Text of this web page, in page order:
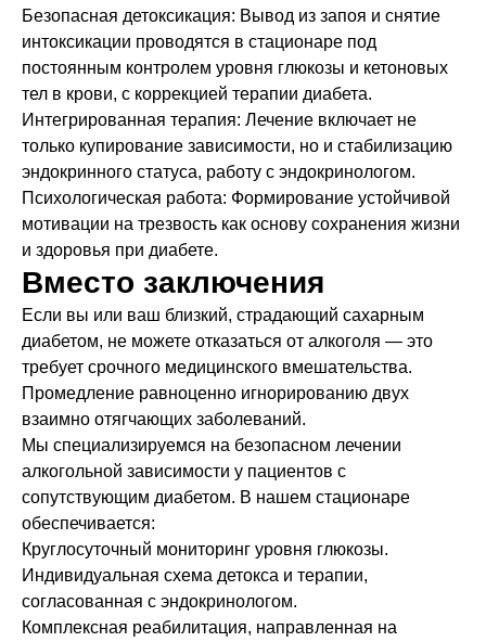
Безопасная детоксикация: Вывод из запоя и снятие
интоксикации проводятся в стационаре под
постоянным контролем уровня глюкозы и кетоновых
тел в крови, с коррекцией терапии диабета.
Интегрированная терапия: Лечение включает не
только купирование зависимости, но и стабилизацию
эндокринного статуса, работу с эндокринологом.
Психологическая работа: Формирование устойчивой
мотивации на трезвость как основу сохранения жизни
и здоровья при диабете.
Вместо заключения
Если вы или ваш близкий, страдающий сахарным
диабетом, не можете отказаться от алкоголя — это
требует срочного медицинского вмешательства.
Промедление равноценно игнорированию двух
взаимно отягчающих заболеваний.
Мы специализируемся на безопасном лечении
алкогольной зависимости у пациентов с
сопутствующим диабетом. В нашем стационаре
обеспечивается:
Круглосуточный мониторинг уровня глюкозы.
Индивидуальная схема детокса и терапии,
согласованная с эндокринологом.
Комплексная реабилитация, направленная на